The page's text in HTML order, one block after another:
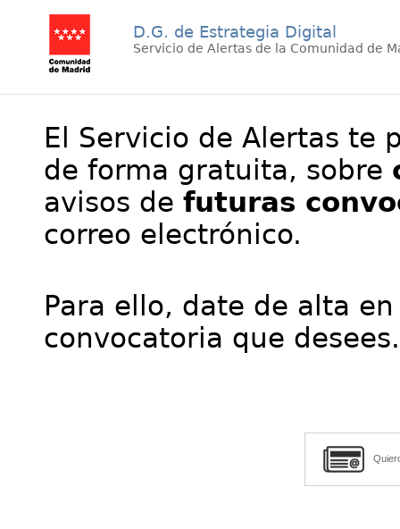
D.G. de Estrategia Digital
Servicio de Alertas de la Comunidad de
El Servicio de Alertas te
de forma gratuita, sobre
avisos de futuras
correo electrónico.
Para ello, date de alta
convocatoria que desees.